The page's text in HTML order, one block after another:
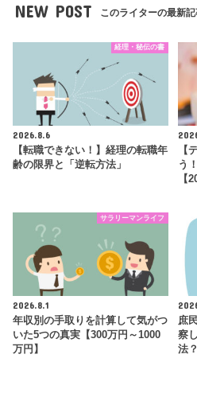
NEW POST このライターの最新
経理・秘伝の書
2026.8.6
【転職できない！】経理の転職年
齢の限界と「逆転方法」
【
う
【
サラリーマンライフ
2026.8.1
年収別の手取りを計算して気がつ
いた5つの真実【300万円～1000
万円】
庶
察
法？